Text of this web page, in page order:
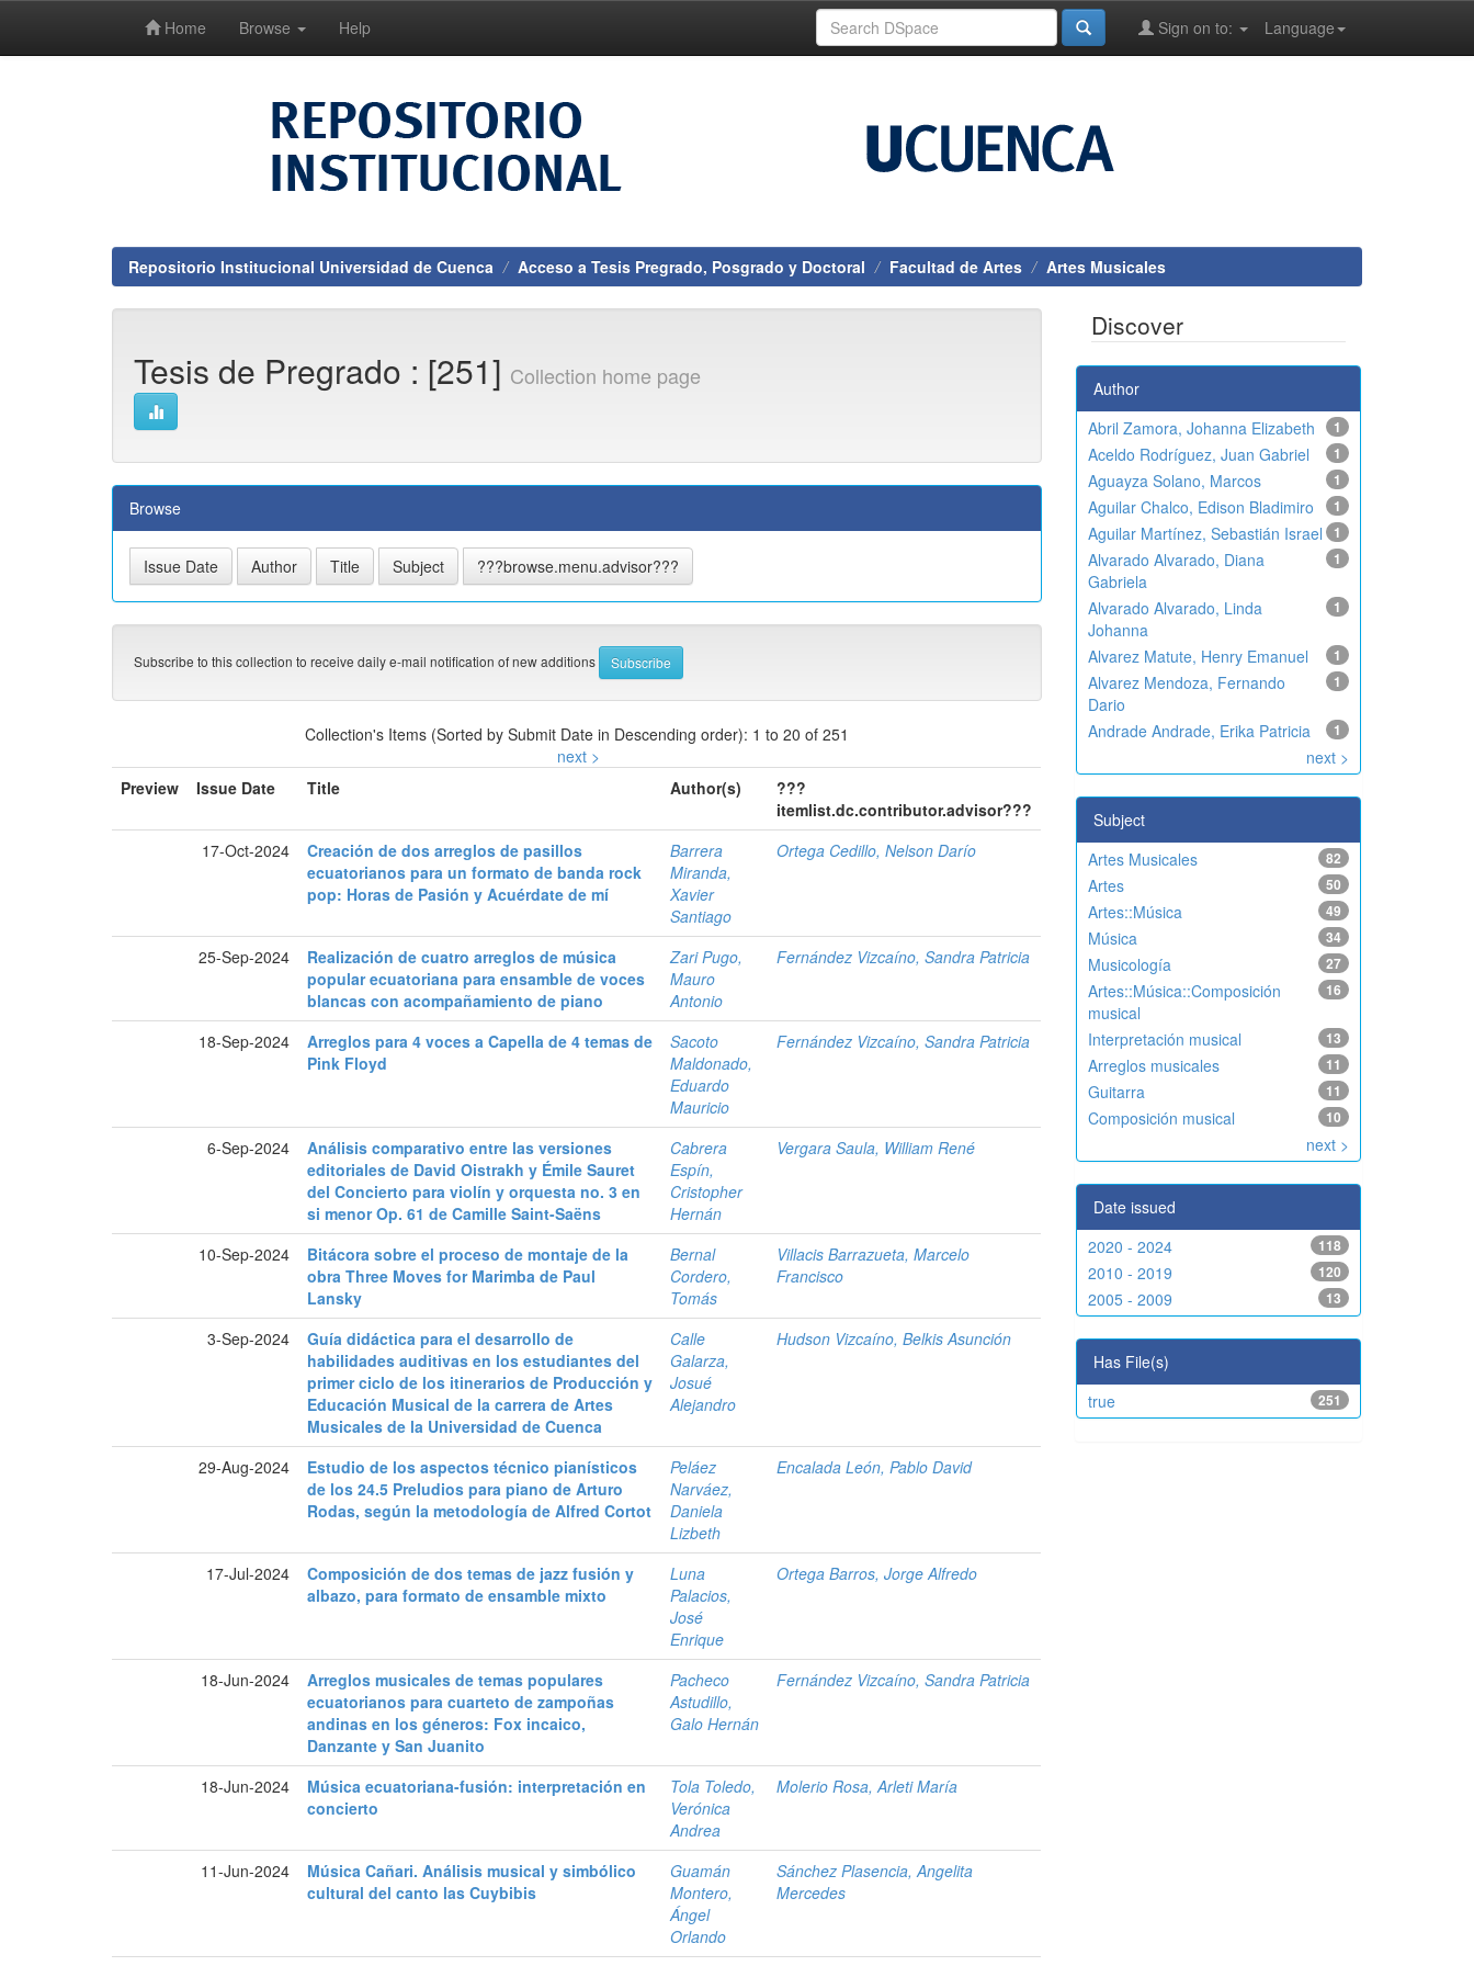
Home Browse Help Language
Sign on to:
Repositorio Institucional Universidad de Cuenca Acceso a Tesis Pregrado, Posgrado y Doctoral Facultad de Artes Artes Musicales
Tesis de Pregrado : [251] Collection home page
Browse
Subscribe to this collection to receive daily e-mail notification of new additions
Collection's Items (Sorted by Submit Date in Descending order): 1 to 20 of 251
next >
Preview
Issue Date Title Author(s)
???
itemlist.dc.contributor.advisor???
17-Oct-2024
Creación de dos arreglos de pasillos
ecuatorianos para un formato de banda rock
pop: Horas de Pasión y Acuérdate de mí
Barrera
Miranda,
Xavier
Santiago
Ortega Cedillo, Nelson Darío
25-Sep-2024
Realización de cuatro arreglos de música
popular ecuatoriana para ensamble de voces
blancas con acompañamiento de piano
Zari Pugo,
Mauro
Antonio
Fernández Vizcaíno, Sandra Patricia
18-Sep-2024
Arreglos para 4 voces a Capella de 4 temas de
Pink Floyd
Sacoto
Maldonado,
Eduardo
Mauricio
Fernández Vizcaíno, Sandra Patricia
6-Sep-2024
Análisis comparativo entre las versiones
editoriales de David Oistrakh y Émile Sauret
del Concierto para violín y orquesta no. 3 en
si menor Op. 61 de Camille Saint-Saëns
Cabrera
Espín,
Cristopher
Hernán
Vergara Saula, William René
10-Sep-2024
Bitácora sobre el proceso de montaje de la
obra Three Moves for Marimba de Paul
Lansky
Bernal
Cordero,
Tomás
Villacis Barrazueta, Marcelo
Francisco
3-Sep-2024
Guía didáctica para el desarrollo de
habilidades auditivas en los estudiantes del
primer ciclo de los itinerarios de Producción y
Educación Musical de la carrera de Artes
Musicales de la Universidad de Cuenca
Calle
Galarza,
Josué
Alejandro
Hudson Vizcaíno, Belkis Asunción
29-Aug-2024
Estudio de los aspectos técnico pianísticos
de los 24.5 Preludios para piano de Arturo
Rodas, según la metodología de Alfred Cortot
Peláez
Narváez,
Daniela
Lizbeth
Encalada León, Pablo David
17-Jul-2024
Composición de dos temas de jazz fusión y
albazo, para formato de ensamble mixto
Luna
Palacios,
José
Enrique
Ortega Barros, Jorge Alfredo
18-Jun-2024
Arreglos musicales de temas populares
ecuatorianos para cuarteto de zampoñas
andinas en los géneros: Fox incaico,
Danzante y San Juanito
Pacheco
Astudillo,
Galo Hernán
Fernández Vizcaíno, Sandra Patricia
18-Jun-2024
Música ecuatoriana-fusión: interpretación en
concierto
Tola Toledo,
Verónica
Andrea
Molerio Rosa, Arleti María
11-Jun-2024
Música Cañari. Análisis musical y simbólico
cultural del canto las Cuybibis
Guamán
Montero,
Ángel
Orlando
Sánchez Plasencia, Angelita
Mercedes
Discover
Author
1
Abril Zamora, Johanna Elizabeth
1
Aceldo Rodríguez, Juan Gabriel
1
Aguayza Solano, Marcos
1
Aguilar Chalco, Edison Bladimiro
1
Aguilar Martínez, Sebastián Israel
1
Alvarado Alvarado, Diana
Gabriela
1
Alvarado Alvarado, Linda
Johanna
1
Alvarez Matute, Henry Emanuel
1
Alvarez Mendoza, Fernando
Dario
1
Andrade Andrade, Erika Patricia
next >
Subject
82
Artes Musicales
50
Artes
49
Artes::Música
34
Música
27
Musicología
16
Artes::Música::Composición
musical
13
Interpretación musical
11
Arreglos musicales
11
Guitarra
10
Composición musical
next >
Date issued
118
2020 - 2024
120
2010 - 2019
13
2005 - 2009
Has File(s)
251
true